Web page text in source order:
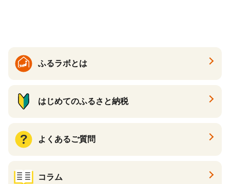
ふるラボとは
はじめてのふるさと納税
よくあるご質問
コラム